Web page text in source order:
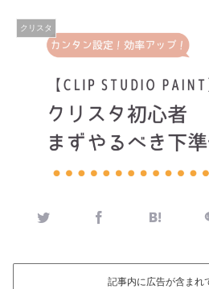
クリスタ
記事内に広告が含まれ